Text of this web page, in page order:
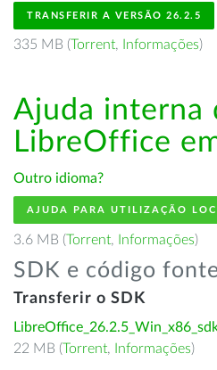
TRANSFERIR A VERSÃO 26.2.5
335 MB (Torrent, Informações)
Ajuda interna
LibreOffice
Outro idioma?
AJUDA PARA UTILIZAÇÃO
3.6 MB (Torrent, Informações)
SDK e código
Transferir o SDK
22 MB (Torrent, Informações)